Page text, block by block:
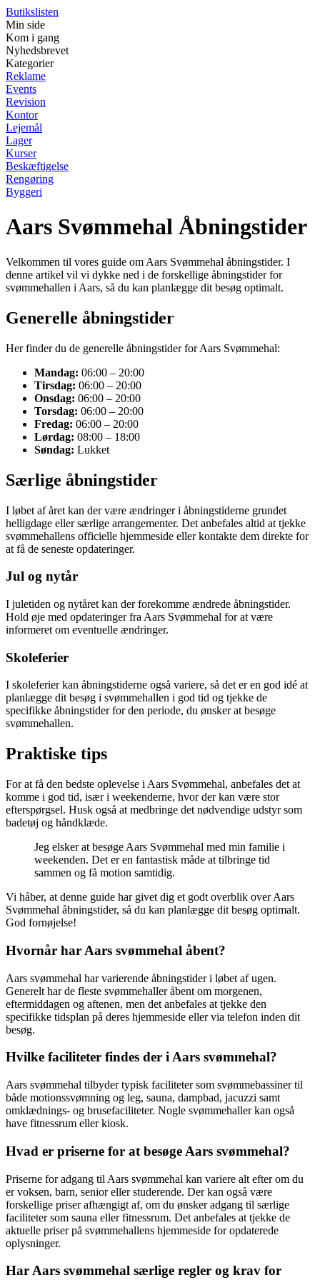
Butikslisten
Min side
Kom i gang
Nyhedsbrevet
Kategorier
Reklame
Events
Revision
Kontor
Lejemål
Lager
Kurser
Beskæftigelse
Rengøring
Byggeri
Aars Svømmehal Åbningstider
Velkommen til vores guide om Aars Svømmehal åbningstider. I
denne artikel vil vi dykke ned i de forskellige åbningstider for
svømmehallen i Aars, så du kan planlægge dit besøg optimalt.
Generelle åbningstider
Her finder du de generelle åbningstider for Aars Svømmehal:
Mandag: 06:00 – 20:00
Tirsdag: 06:00 – 20:00
Onsdag: 06:00 – 20:00
Torsdag: 06:00 – 20:00
Fredag: 06:00 – 20:00
Lørdag: 08:00 – 18:00
Søndag: Lukket
Særlige åbningstider
I løbet af året kan der være ændringer i åbningstiderne grundet
helligdage eller særlige arrangementer. Det anbefales altid at tjekke
svømmehallens officielle hjemmeside eller kontakte dem direkte for
at få de seneste opdateringer.
Jul og nytår
I juletiden og nytåret kan der forekomme ændrede åbningstider.
Hold øje med opdateringer fra Aars Svømmehal for at være
informeret om eventuelle ændringer.
Skoleferier
I skoleferier kan åbningstiderne også variere, så det er en god idé at
planlægge dit besøg i svømmehallen i god tid og tjekke de
specifikke åbningstider for den periode, du ønsker at besøge
svømmehallen.
Praktiske tips
For at få den bedste oplevelse i Aars Svømmehal, anbefales det at
komme i god tid, især i weekenderne, hvor der kan være stor
efterspørgsel. Husk også at medbringe det nødvendige udstyr som
badetøj og håndklæde.
Jeg elsker at besøge Aars Svømmehal med min familie i
weekenden. Det er en fantastisk måde at tilbringe tid
sammen og få motion samtidig.
Vi håber, at denne guide har givet dig et godt overblik over Aars
Svømmehal åbningstider, så du kan planlægge dit besøg optimalt.
God fornøjelse!
Hvornår har Aars svømmehal åbent?
Aars svømmehal har varierende åbningstider i løbet af ugen.
Generelt har de fleste svømmehaller åbent om morgenen,
eftermiddagen og aftenen, men det anbefales at tjekke den
specifikke tidsplan på deres hjemmeside eller via telefon inden dit
besøg.
Hvilke faciliteter findes der i Aars svømmehal?
Aars svømmehal tilbyder typisk faciliteter som svømmebassiner til
både motionssvømning og leg, sauna, dampbad, jacuzzi samt
omklædnings- og brusefaciliteter. Nogle svømmehaller kan også
have fitnessrum eller kiosk.
Hvad er priserne for at besøge Aars svømmehal?
Priserne for adgang til Aars svømmehal kan variere alt efter om du
er voksen, barn, senior eller studerende. Der kan også være
forskellige priser afhængigt af, om du ønsker adgang til særlige
faciliteter som sauna eller fitnessrum. Det anbefales at tjekke de
aktuelle priser på svømmehallens hjemmeside for opdaterede
oplysninger.
Har Aars svømmehal særlige regler og krav for